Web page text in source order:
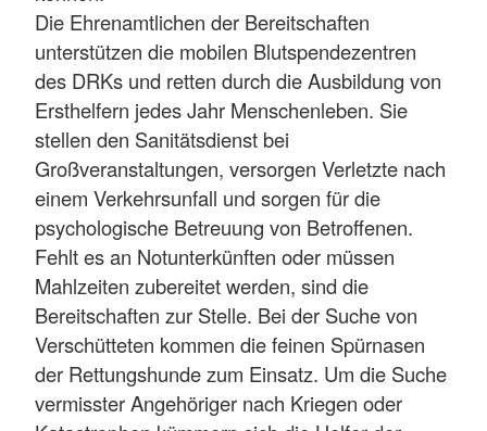
Die Ehrenamtlichen der Bereitschaften
unterstützen die mobilen Blutspendezentren
des DRKs und retten durch die Ausbildung von
Ersthelfern jedes Jahr Menschenleben. Sie
stellen den Sanitätsdienst bei
Großveranstaltungen, versorgen Verletzte nach
einem Verkehrsunfall und sorgen für die
psychologische Betreuung von Betroffenen.
Fehlt es an Notunterkünften oder müssen
Mahlzeiten zubereitet werden, sind die
Bereitschaften zur Stelle. Bei der Suche von
Verschütteten kommen die feinen Spürnasen
der Rettungshunde zum Einsatz. Um die Suche
vermisster Angehöriger nach Kriegen oder